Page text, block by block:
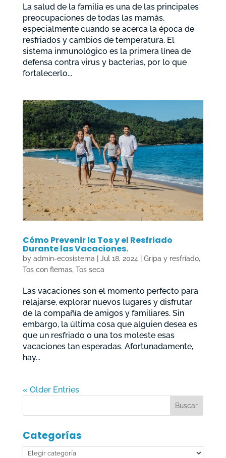
La salud de la familia es una de las principales
preocupaciones de todas las mamás,
especialmente cuando se acerca la época de
resfriados y cambios de temperatura. El
sistema inmunológico es la primera línea de
defensa contra virus y bacterias, por lo que
fortalecerlo...
Cómo Prevenir la Tos y el Resfriado
Durante las Vacaciones.
by admin-ecosistema Jul 18, 2024 Gripa y resfriado,
Tos con flemas, Tos seca
Las vacaciones son el momento perfecto para
relajarse, explorar nuevos lugares y disfrutar
de la compañía de amigos y familiares. Sin
embargo, la última cosa que alguien desea es
que un resfriado o una tos moleste esas
vacaciones tan esperadas. Afortunadamente,
hay...
« Older Entries
Categorías
Categorías